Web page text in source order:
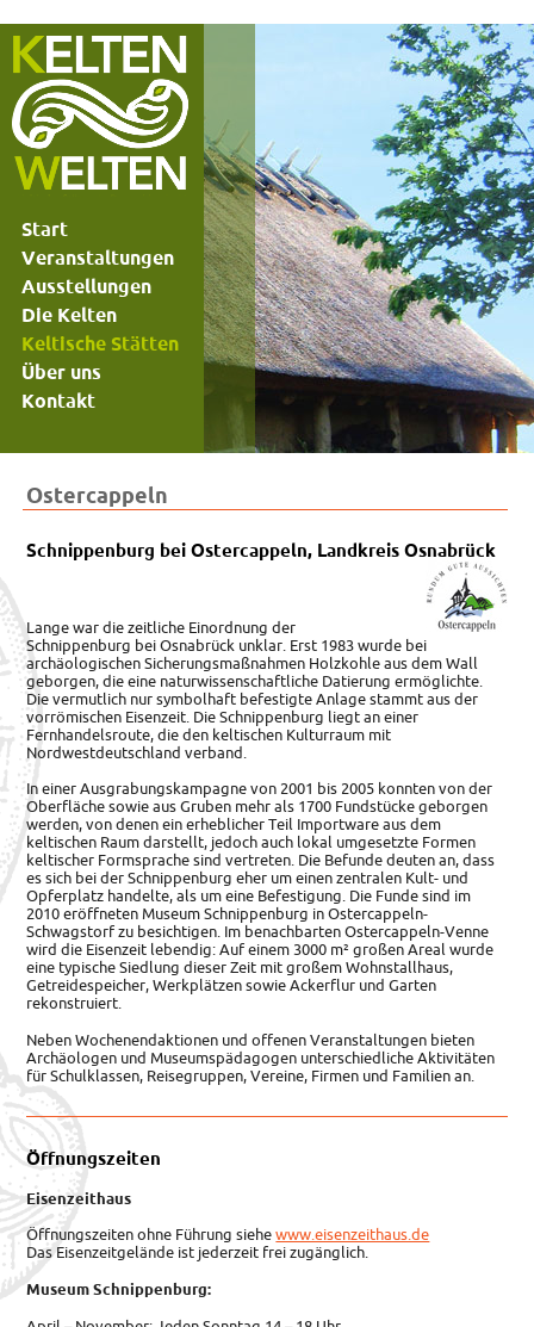
Start
Veranstaltungen
Ausstellungen
Die Kelten
Keltische Stätten
Über uns
Kontakt
Ostercappeln
Schnippenburg bei Ostercappeln, Landkreis Osnabrück
Lange war die zeitliche Einordnung der
Schnippenburg bei Osnabrück unklar. Erst 1983 wurde bei
archäologischen Sicherungsmaßnahmen Holzkohle aus dem Wall
geborgen, die eine naturwissenschaftliche Datierung ermöglichte.
Die vermutlich nur symbolhaft befestigte Anlage stammt aus der
vorrömischen Eisenzeit. Die Schnippenburg liegt an einer
Fernhandelsroute, die den keltischen Kulturraum mit
Nordwestdeutschland verband.
In einer Ausgrabungskampagne von 2001 bis 2005 konnten von der
Oberfläche sowie aus Gruben mehr als 1700 Fundstücke geborgen
werden, von denen ein erheblicher Teil Importware aus dem
keltischen Raum darstellt, jedoch auch lokal umgesetzte Formen
keltischer Formsprache sind vertreten. Die Befunde deuten an, dass
es sich bei der Schnippenburg eher um einen zentralen Kult- und
Opferplatz handelte, als um eine Befestigung. Die Funde sind im
2010 eröffneten Museum Schnippenburg in Ostercappeln-
Schwagstorf zu besichtigen. Im benachbarten Ostercappeln-Venne
wird die Eisenzeit lebendig: Auf einem 3000 m² großen Areal wurde
eine typische Siedlung dieser Zeit mit großem Wohnstallhaus,
Getreidespeicher, Werkplätzen sowie Ackerflur und Garten
rekonstruiert.
Neben Wochenendaktionen und offenen Veranstaltungen bieten
Archäologen und Museumspädagogen unterschiedliche Aktivitäten
für Schulklassen, Reisegruppen, Vereine, Firmen und Familien an.
Öffnungszeiten
Eisenzeithaus
Öffnungszeiten ohne Führung siehewww.eisenzeithaus.de
Das Eisenzeitgelände ist jederzeit frei zugänglich.
Museum Schnippenburg: